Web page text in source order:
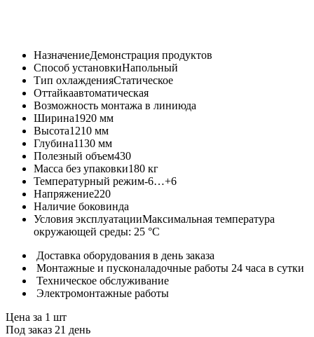
НазначениеДемонстрация продуктов
Способ установкиНапольный
Тип охлажденияСтатическое
Оттайкаавтоматическая
Возможность монтажа в линиюда
Ширина1920 мм
Высота1210 мм
Глубина1130 мм
Полезный объем430
Масса без упаковки180 кг
Температурный режим-6…+6
Напряжение220
Наличие боковинда
Условия эксплуатацииМаксимальная температура
окружающей среды: 25 °С
Доставка оборудования в день заказа
Монтажные и пусконаладочные работы 24 часа в сутки
Техническое обслуживание
Электромонтажные работы
Цена за 1 шт
Под заказ 21 день